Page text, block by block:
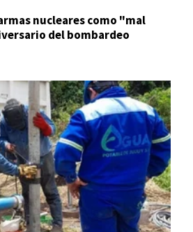
nucleares como "mal
del bombardeo